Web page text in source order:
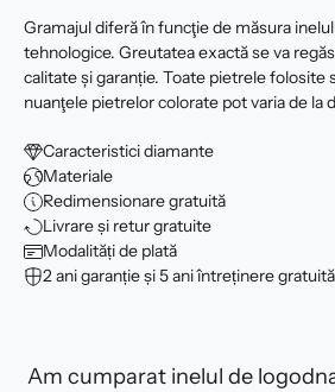
Gramajul diferă în funcţie de măsura
tehnologice. Greutatea exactă se va
calitate şi garanție. Toate pietrele folosite
nuanţele pietrelor colorate pot varia de la
Caracteristici diamante
Materiale
Redimensionare gratuită
Livrare și retur gratuite
Modalități de plată
2 ani garanție și 5 ani întreținere gratuită
Am cumparat inelul de